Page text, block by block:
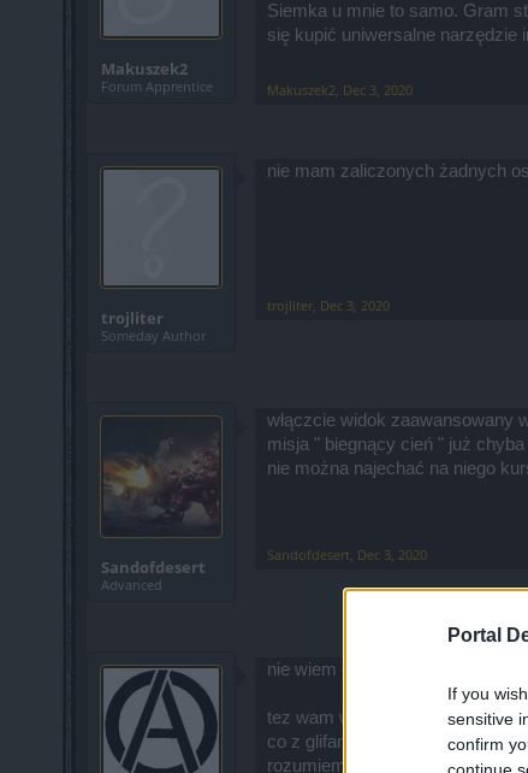
Portal
If you
sensitive
confirm
continue
Makuszek2
Forum Apprentice
Siemka u mnie to samo. Gram
się kupić uniwersalne
Makuszek2, Dec 3, 2020
trojliter
Someday Author
nie mam zaliczonych żadnych
trojliter Dec 3, 2020
Sandofdesert
Advanced
włączcie widok zaawansowany
misja " biegnący cień " już
nie można najechać na niego
Sandofdesert Dec 3, 2020
nie wiem czy tu dobre miejsce
tez wam wyrzuca kamienie z
co z glifami?
rozumiem ze to blad majac item